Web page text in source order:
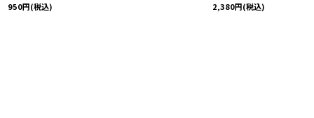
950円(税込) 2,380円(税込)